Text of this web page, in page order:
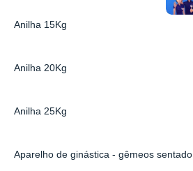
Anilha 15Kg
Anilha 20Kg
Anilha 25Kg
Aparelho de ginástica - gêmeos sentado